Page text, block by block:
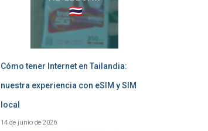
Cómo tener Internet en Tailandia:
nuestra experiencia con eSIM y SIM
local
14 de junio de 2026